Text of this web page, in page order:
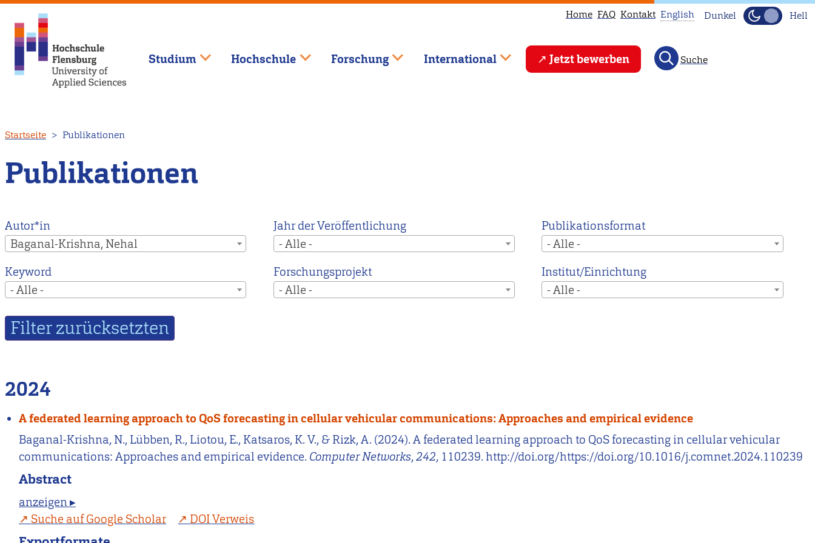
zum
Inhalt
Home FAQ Kontakt
This
page
main
page
English Dunkel Hell
Studium Hochschule Forschung International Jetzt bewerben Suche
Startseite Publikationen
Publikationen
Autor*in
Baganal-Krishna, Nehal
Jahr der Veröffentlichung
- Alle -
Publikationsformat
- Alle -
Keyword
- Alle -
Forschungsprojekt
- Alle -
Institut/Einrichtung
- Alle -
2024
A federated learning approach to QoS forecasting in cellular vehicular communications: Approaches and empirical evidence
Baganal-Krishna, N., Lübben, R., Liotou, E., Katsaros, K. V., & Rizk, A. (2024). A federated learning approach to QoS forecasting in cellular vehicular
communications: Approaches and empirical evidence. Computer Networks,242, 110239. http://doi.org/https://doi.org/10.1016/j.comnet.2024.110239
Abstract
anzeigen ▸
Suche auf Google Scholar
DOI Verweis